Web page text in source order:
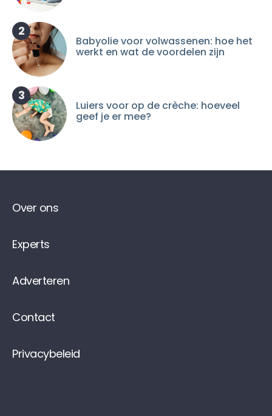
2
Babyolie voor volwassenen: hoe het
werkt en wat de voordelen zijn
3
Luiers voor op de crèche: hoeveel
geef je er mee?
Over ons
Experts
Adverteren
Contact
Privacybeleid